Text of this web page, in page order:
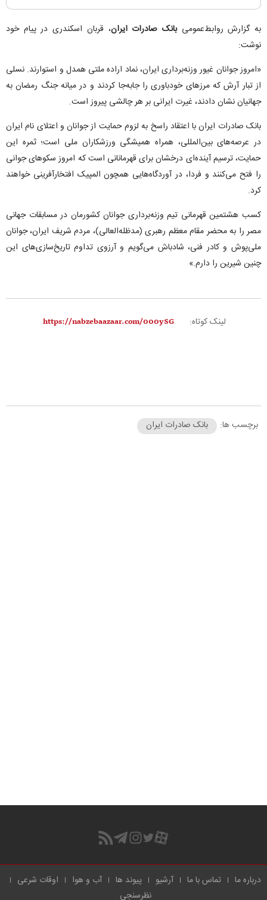
​به گزارش روابط‌عمومیبانک صادرات ایران، قربان اسکندری در پیام خود
نوشت:
«امروز جوانان غیور وزنه‌برداری ایران، نماد اراده ملتی همدل و استوارند. نسلی
از تبار آرش که مرز‌های خودباوری را جابه‌جا کردند و در میانه جنگ رمضان به
جهانیان نشان دادند، غیرت ایرانی بر هر چالشی پیروز است.
بانک صادرات ایران با اعتقاد راسخ به لزوم حمایت از جوانان و اعتلای نام ایران
در عرصه‌های بین‌المللی، همراه همیشگی ورزشکاران ملی است؛ ثمره این
حمایت، ترسیم آینده‌ای درخشان برای قهرمانانی است که امروز سکو‌های جوانی
را فتح می‌کنند و فردا، در آوردگاه‌هایی همچون المپیک افتخارآفرینی خواهند
کرد.
کسب هشتمین قهرمانی تیم وزنه‌برداری جوانان کشورمان در مسابقات جهانی
مصر را به محضر مقام معظم رهبری (مدظله‌العالی)، مردم شریف ایران، جوانان
ملی‌پوش و کادر فنی، شادباش می‌گویم و آرزوی تداوم تاریخ‌سازی‌های این
چنین شیرین را دارم.»
لینک کوتاه:
برچسب ها: بانک صادرات ایران
درباره ما تماس با ما آرشیو پیوند ها آب و هوا
اوقات شرعی
نظرسنجی